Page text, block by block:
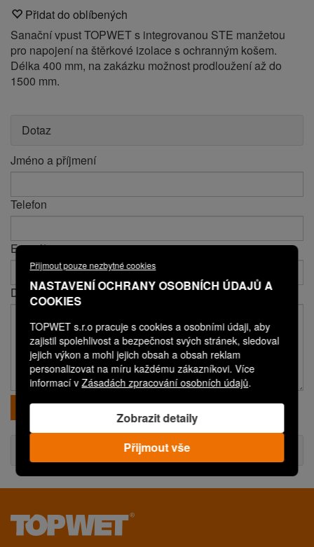
Přijmout pouze nezbytné cookies
NASTAVENÍ OCHRANY OSOBNÍCH ÚDAJŮ A
COOKIES
TOPWET s.r.o pracuje s cookies a osobními údaji, aby
zajistil spolehlivost a bezpečnost svých stránek, sledoval
jejich výkon a mohl jejich obsah a obsah reklam
personalizovat na míru každému zákazníkovi. Více
informací vZásadách zpracování osobních údajů.
Zobrazit detaily
Přijmout vše
Přidat do oblíbených
Sanační vpust TOPWET s integrovanou STE manžetou
pro napojení na štěrkové izolace s ochranným košem.
Délka 400 mm, na zakázku možnost prodloužení až do
1500 mm.
Dotaz
Jméno a příjmení
Telefon
E-mail*
Dotaz*
Odeslat